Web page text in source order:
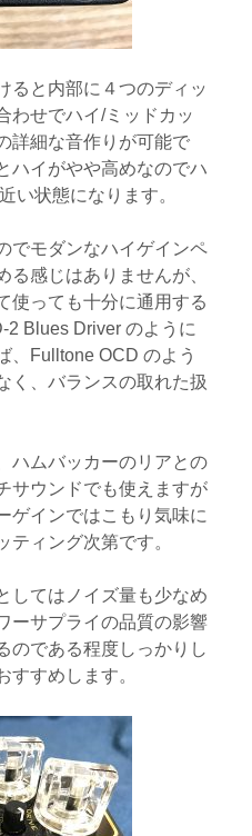
ると内部に４つのディッ
わせでハイ/ミッドカッ
詳細な音作りが可能で
ハイがやや高めなのでハ
い状態になります。
でモダンなハイゲインペ
る感じはありませんが、
使っても十分に通用する
2 Blues Driver のように
、Fulltone OCD のよう
く、バランスの取れた扱
ハムバッカーのリアとの
サウンドでも使えますが
ゲインではこもり気味に
ティング次第です。
してはノイズ量も少なめ
ーサプライの品質の影響
のである程度しっかりし
すすめします。